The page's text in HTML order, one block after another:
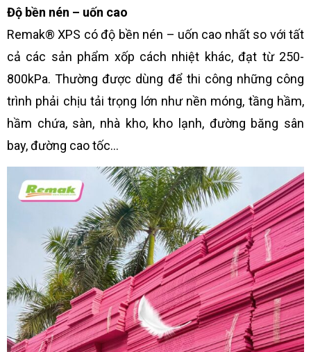
Độ bền nén – uốn cao
Remak® XPS có độ bền nén – uốn cao nhất so với tất
cả các sản phẩm xốp cách nhiệt khác, đạt từ 250-
800kPa. Thường được dùng để thi công những công
trình phải chịu tải trọng lớn như nền móng, tầng hầm,
hầm chứa, sàn, nhà kho, kho lạnh, đường băng sân
bay, đường cao tốc…